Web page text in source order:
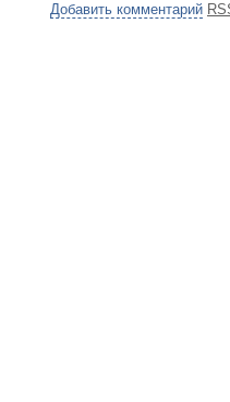
Добавить комментарий